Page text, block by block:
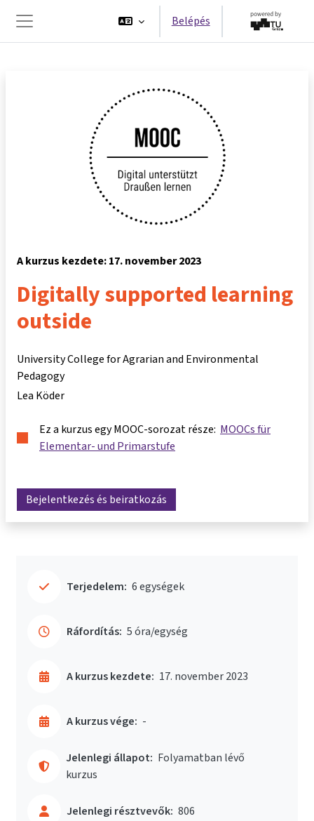
Oldalpanel
Belépés
A kurzus kezdete: 17. november 2023
Digitally supported learning
outside
University College for Agrarian and Environmental
Pedagogy
Lea Köder
Ez a kurzus egy MOOC-sorozat része: MOOCs für
Elementar- und Primarstufe
Bejelentkezés és beiratkozás
Terjedelem: 6 egységek
Ráfordítás: 5 óra/egység
A kurzus kezdete: 17. november 2023
A kurzus vége: -
Jelenlegi állapot: Folyamatban lévő
kurzus
Jelenlegi résztvevők: 806